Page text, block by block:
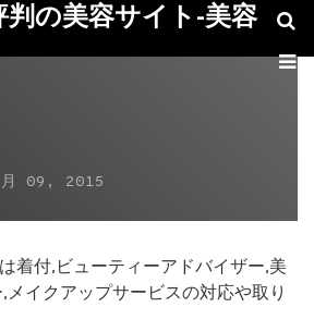
判の美容サイト-美容
月 09, 2015
着付,ビューティーアドバイザー,美
イクアップサービスの対応や取り